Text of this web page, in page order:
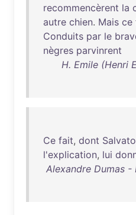
recommencèrent la
autre chien. Mais ce
Conduits par le
nègres parvinrent
H. Emile (Henri
Ce fait, dont Salvato
l'explication, lui
Alexandre Dumas -